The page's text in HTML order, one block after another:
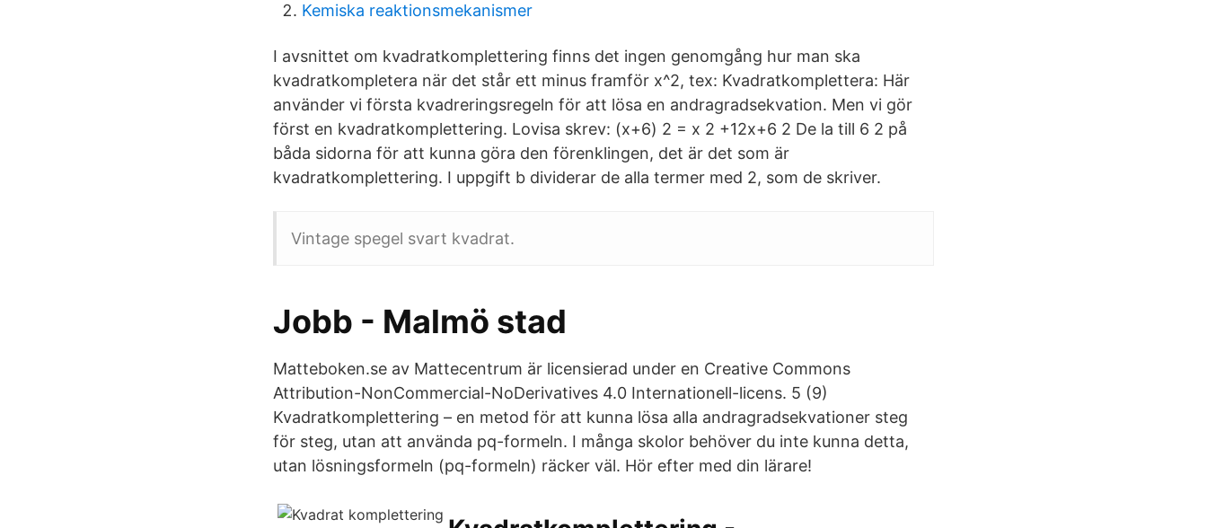
Kemiska reaktionsmekanismer
I avsnittet om kvadratkomplettering finns det ingen genomgång hur man ska
kvadratkompletera när det står ett minus framför x^2, tex: Kvadratkomplettera: Här
använder vi första kvadreringsregeln för att lösa en andragradsekvation. Men vi gör
först en kvadratkomplettering. Lovisa skrev: (x+6) 2 = x 2 +12x+6 2 De la till 6 2 på
båda sidorna för att kunna göra den förenklingen, det är det som är
kvadratkomplettering. I uppgift b dividerar de alla termer med 2, som de skriver.
Vintage spegel svart kvadrat.
Jobb - Malmö stad
Matteboken.se av Mattecentrum är licensierad under en Creative Commons
Attribution-NonCommercial-NoDerivatives 4.0 Internationell-licens. 5 (9)
Kvadratkomplettering – en metod för att kunna lösa alla andragradsekvationer steg
för steg, utan att använda pq-formeln. I många skolor behöver du inte kunna detta,
utan lösningsformeln (pq-formeln) räcker väl. Hör efter med din lärare!